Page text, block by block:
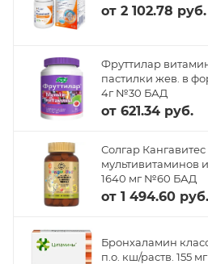
от 2 102.78 руб.
Фруттилар
пастилки жев. в
4г №30 БАД
от 621.34 руб.
Солгар
мультивитаминов
1640 мг №60 БАД
от 1 494.60 руб.
Бронхаламин
п.о. кш/раств. 155